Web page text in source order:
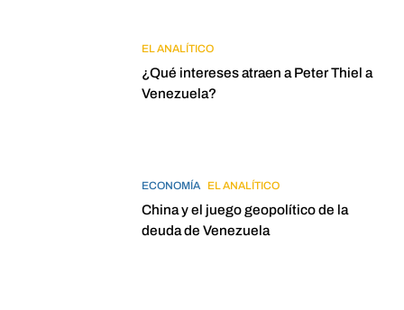
EL ANALÍTICO
¿Qué intereses atraen a Peter Thiel a
Venezuela?
ECONOMÍA EL ANALÍTICO
China y el juego geopolítico de la
deuda de Venezuela